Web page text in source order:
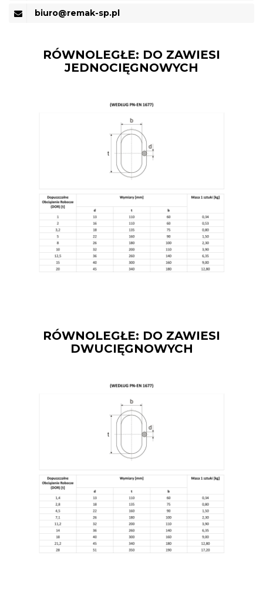
biuro@remak-sp.pl
RÓWNOLEGŁE: DO ZAWIESI
JEDNOCIĘGNOWYCH
RÓWNOLEGŁE: DO ZAWIESI
DWUCIĘGNOWYCH